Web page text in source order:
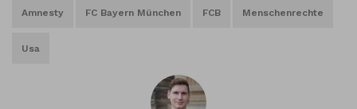
Amnesty FC Bayern München FCB Menschenrechte
Usa